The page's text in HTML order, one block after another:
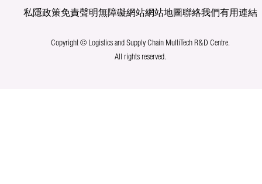
私隱政策免責聲明無障礙網站網站地圖聯絡我們有用連結
Copyright © Logistics and Supply Chain MultiTech R&D Centre.
All rights reserved.